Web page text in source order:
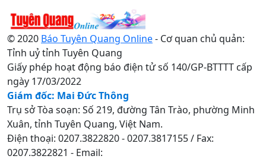
© 2020 Báo Tuyên Quang Online- Cơ quan chủ quản:
Tỉnh uỷ tỉnh Tuyên Quang
Giấy phép hoạt động báo điện tử số 140/GP-BTTTT cấp
ngày 17/03/2022
Giám đốc: Mai Đức Thông
Trụ sở Tòa soạn: Số 219, đường Tân Trào, phường Minh
Xuân, tỉnh Tuyên Quang, Việt Nam.
Điện thoại: 0207.3822820 - 0207.3817155 / Fax:
0207.3822821 - Email: